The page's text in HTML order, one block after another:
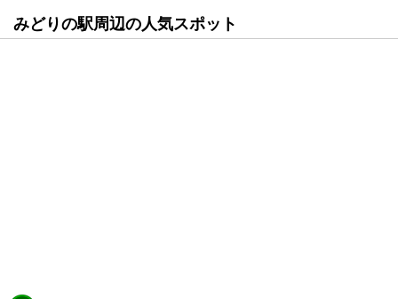
みどりの駅周辺の人気スポット